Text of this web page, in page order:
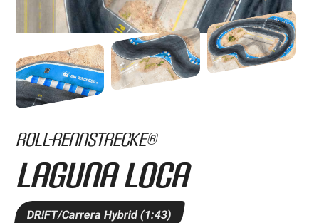
Roll-Rennstrecke®
Laguna Loca
DR!FT/Carrera Hybrid (1:43)